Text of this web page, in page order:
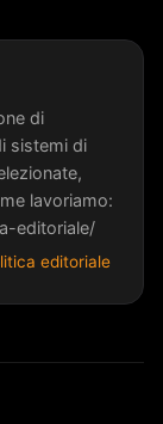
di
sistemi di
lavoriamo:
editoriale/
editoriale